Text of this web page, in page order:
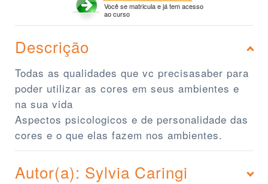
Você se matricula e já tem acesso
ao curso
Descrição
Todas as qualidades que vc precisasaber para
poder utilizar as cores em seus ambientes e
na sua vida
Aspectos psicologicos e de personalidade das
cores e o que elas fazem nos ambientes.
Autor(a): Sylvia Caringi